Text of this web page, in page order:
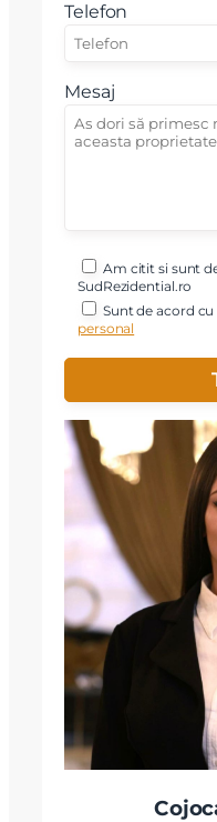
Telefon
Mesaj
Am citit si sunt
SudRezidential.ro
Sunt de acord cu
personal
Mesaj